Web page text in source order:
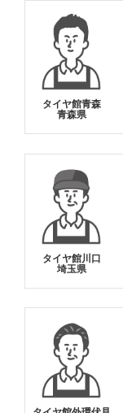
タイヤ館青森
青森県
タイヤ館川口
埼玉県